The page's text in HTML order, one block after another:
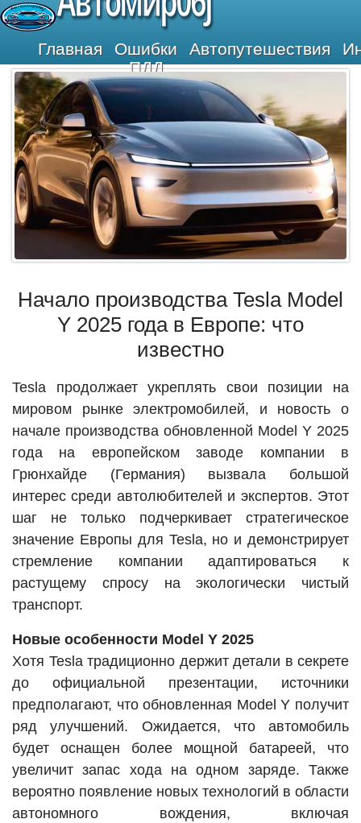
Главная
Ошибки
ПДД
Автопутешествия
Начало производства Tesla Model
Y 2025 года в Европе: что
известно
Tesla продолжает укреплять свои позиции на
мировом рынке электромобилей, и новость о
начале производства обновленной Model Y 2025
года на европейском заводе компании в
Грюнхайде (Германия) вызвала большой
интерес среди автолюбителей и экспертов. Этот
шаг не только подчеркивает стратегическое
значение Европы для Tesla, но и демонстрирует
стремление компании адаптироваться к
растущему спросу на экологически чистый
транспорт.
Новые особенности Model Y 2025
Хотя Tesla традиционно держит детали в секрете
до официальной презентации, источники
предполагают, что обновленная Model Y получит
ряд улучшений. Ожидается, что автомобиль
будет оснащен более мощной батареей, что
увеличит запас хода на одном заряде. Также
вероятно появление новых технологий в области
автономного вождения, включая